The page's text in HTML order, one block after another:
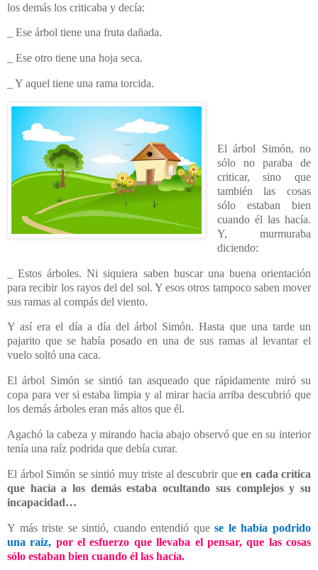
los demás los criticaba y decía:
_ Ese árbol tiene una fruta dañada.
_ Ese otro tiene una hoja seca.
_ Y aquel tiene una rama torcida.
El árbol Simón, no
sólo no paraba de
criticar, sino que
también las cosas
sólo estaban bien
cuando él las hacía.
Y, murmuraba
diciendo:
_ Estos árboles. Ni siquiera saben buscar una buena orientación
para recibir los rayos del del sol. Y esos otros tampoco saben mover
sus ramas al compás del viento.
Y así era el día a día del árbol Simón. Hasta que una tarde un
pajarito que se había posado en una de sus ramas al levantar el
vuelo soltó una caca.
El árbol Simón se sintió tan asqueado que rápidamente miró su
copa para ver si estaba limpia y al mirar hacia arriba descubrió que
los demás árboles eran más altos que él.
Agachó la cabeza y mirando hacia abajo observó que en su interior
tenía una raíz podrida que debía curar.
El árbol Simón se sintió muy triste al descubrir que en cada crítica
que hacía a los demás estaba ocultando sus complejos y su
incapacidad…
Y más triste se sintió, cuando entendió quese le había podrido
una raíz, por el esfuerzo que llevaba el pensar, que las cosas
sólo estaban bien cuando él las hacía.